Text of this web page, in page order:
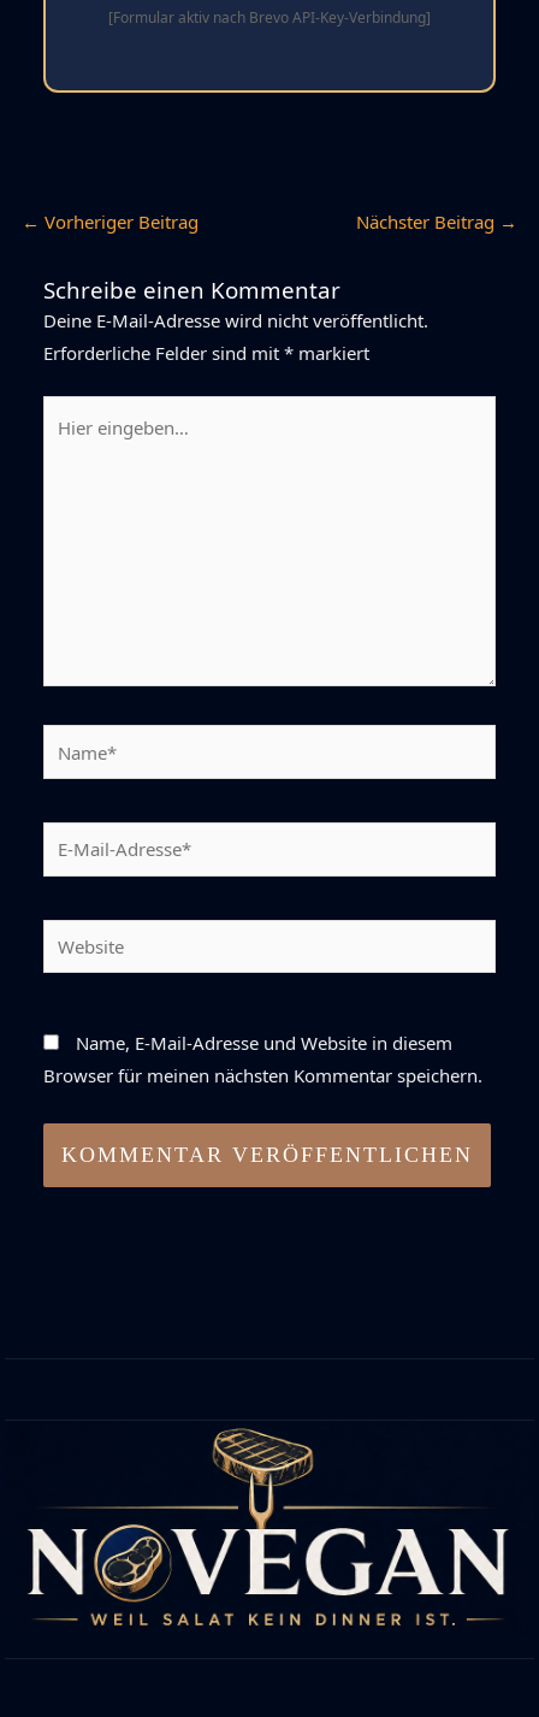
[Formular aktiv nach Brevo API-Key-Verbindung]
← Vorheriger Beitrag Nächster Beitrag →
Schreibe einen Kommentar
Deine E-Mail-Adresse wird nicht veröffentlicht.
Erforderliche Felder sind mit * markiert
eingeben…
Mail-
Name, E-Mail-Adresse und Website in diesem
Browser für meinen nächsten Kommentar speichern.